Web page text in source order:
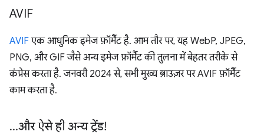
AVIF
AVIF एक आधुनिक इमेज फ़ॉर्मैट है. आम तौर पर, यह WebP, JPEG,
PNG, और GIF जैसे अन्य इमेज फ़ॉर्मैट की तुलना में बेहतर तरीके से
कंप्रेस करता है. जनवरी 2024 से, सभी मुख्य ब्राउज़र पर AVIF फ़ॉर्मैट
काम करता है.
…और ऐसे ही अन्य ट्रेंड!